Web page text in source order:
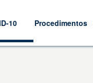
10 Procedimentos